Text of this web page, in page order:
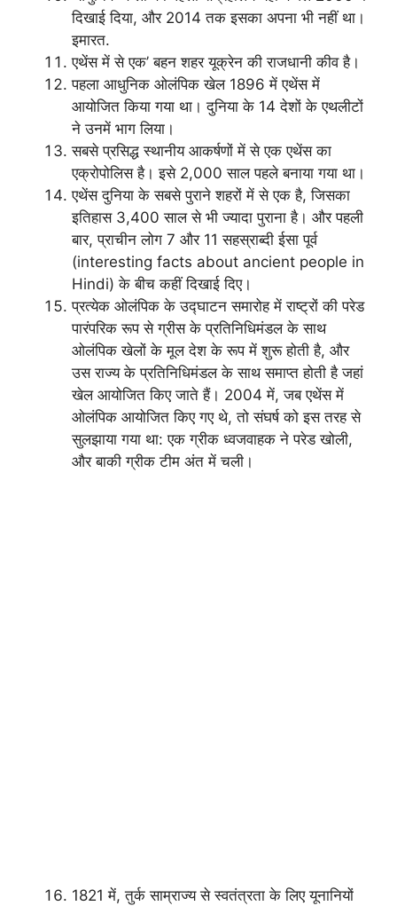
दिखाई दिया, और 2014 तक इसका अपना भी नहीं था।
इमारत.
एथेंस में से एक’ बहन शहर यूक्रेन की राजधानी कीव है।
पहला आधुनिक ओलंपिक खेल 1896 में एथेंस में
आयोजित किया गया था। दुनिया के 14 देशों के एथलीटों
ने उनमें भाग लिया।
सबसे प्रसिद्ध स्थानीय आकर्षणों में से एक एथेंस का
एक्रोपोलिस है। इसे 2,000 साल पहले बनाया गया था।
एथेंस दुनिया के सबसे पुराने शहरों में से एक है, जिसका
इतिहास 3,400 साल से भी ज्यादा पुराना है। और पहली
बार, प्राचीन लोग 7 और 11 सहस्राब्दी ईसा पूर्व
(interesting facts about ancient people in
Hindi) के बीच कहीं दिखाई दिए।
प्रत्येक ओलंपिक के उद्घाटन समारोह में राष्ट्रों की परेड
पारंपरिक रूप से ग्रीस के प्रतिनिधिमंडल के साथ
ओलंपिक खेलों के मूल देश के रूप में शुरू होती है, और
उस राज्य के प्रतिनिधिमंडल के साथ समाप्त होती है जहां
खेल आयोजित किए जाते हैं। 2004 में, जब एथेंस में
ओलंपिक आयोजित किए गए थे, तो संघर्ष को इस तरह से
सुलझाया गया था: एक ग्रीक ध्वजवाहक ने परेड खोली,
और बाकी ग्रीक टीम अंत में चली।
1821 में, तुर्क साम्राज्य से स्वतंत्रता के लिए यूनानियों